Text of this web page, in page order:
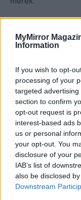
MyMirror
Information
If you wish to opt-
processing of your
targeted
section to confirm
opt-out request is
interest-based ads
us or personal
your opt-out. You
disclosure of your
IAB’s list of
also be disclosed
Downstream
oda.
Kinyitom a
– Láttalak a
– Ki maga? –
rossz ember.
Hogy ki vagyok,
tudnod. Az meg,
tartozik rád. Nem